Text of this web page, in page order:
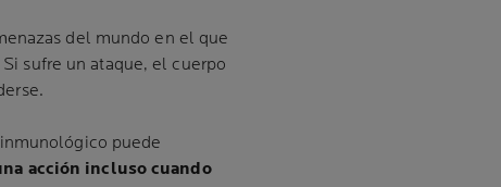
del mundo en el que
sufre un ataque, el cuerpo
puede
acción incluso cuando